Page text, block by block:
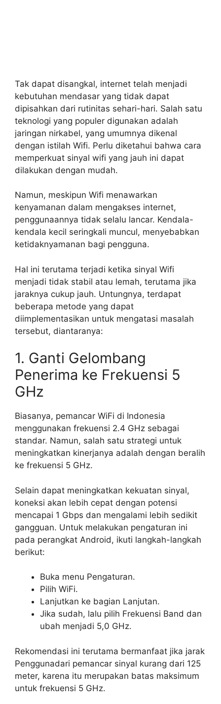
Tak dapat disangkal, internet telah menjadi
kebutuhan mendasar yang tidak dapat
dipisahkan dari rutinitas sehari-hari. Salah satu
teknologi yang populer digunakan adalah
jaringan nirkabel, yang umumnya dikenal
dengan istilah Wifi. Perlu diketahui bahwa cara
memperkuat sinyal wifi yang jauh ini dapat
dilakukan dengan mudah.
Namun, meskipun Wifi menawarkan
kenyamanan dalam mengakses internet,
penggunaannya tidak selalu lancar. Kendala-
kendala kecil seringkali muncul, menyebabkan
ketidaknyamanan bagi pengguna.
Hal ini terutama terjadi ketika sinyal Wifi
menjadi tidak stabil atau lemah, terutama jika
jaraknya cukup jauh. Untungnya, terdapat
beberapa metode yang dapat
diimplementasikan untuk mengatasi masalah
tersebut, diantaranya:
1. Ganti Gelombang
Penerima ke Frekuensi 5
GHz
Biasanya, pemancar WiFi di Indonesia
menggunakan frekuensi 2.4 GHz sebagai
standar. Namun, salah satu strategi untuk
meningkatkan kinerjanya adalah dengan beralih
ke frekuensi 5 GHz.
Selain dapat meningkatkan kekuatan sinyal,
koneksi akan lebih cepat dengan potensi
mencapai 1 Gbps dan mengalami lebih sedikit
gangguan. Untuk melakukan pengaturan ini
pada perangkat Android, ikuti langkah-langkah
berikut:
Buka menu Pengaturan.
Pilih WiFi.
Lanjutkan ke bagian Lanjutan.
Jika sudah, lalu pilih Frekuensi Band dan
ubah menjadi 5,0 GHz.
Rekomendasi ini terutama bermanfaat jika jarak
Penggunadari pemancar sinyal kurang dari 125
meter, karena itu merupakan batas maksimum
untuk frekuensi 5 GHz.